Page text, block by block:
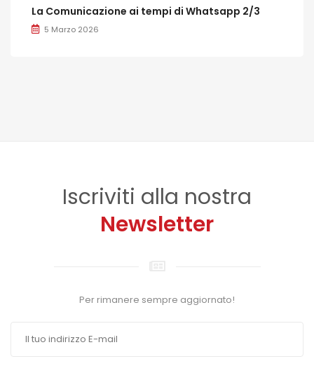
La Comunicazione ai tempi di Whatsapp 2/3
5 Marzo 2026
Iscriviti alla nostra
Newsletter
Per rimanere sempre aggiornato!